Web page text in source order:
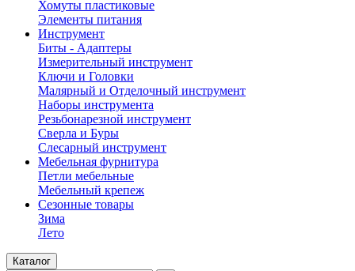
Хомуты пластиковые
Элементы питания
Инструмент
Биты - Адаптеры
Измерительный инструмент
Ключи и Головки
Малярный и Отделочный инструмент
Наборы инструмента
Резьбонарезной инструмент
Сверла и Буры
Слесарный инструмент
Мебельная фурнитура
Петли мебельные
Мебельный крепеж
Сезонные товары
Зима
Лето
Каталог